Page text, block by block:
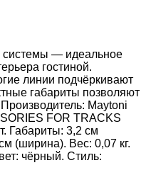
системы — идеальное
гостиной.
линии подчёркивают
габариты позволяют
Maytoni
FOR TRACKS
Габариты: 3,2 см
(ширина). Вес: 0,07 кг.
чёрный. Стиль: